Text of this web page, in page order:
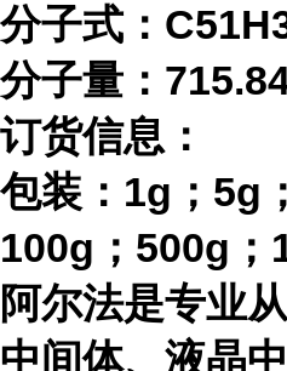
分子式：
分子量：
订货信息：
包装： 1g；5g
100g；500g；
阿尔法是专业
中间体、液晶